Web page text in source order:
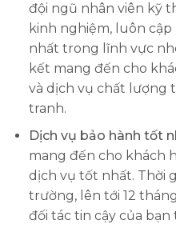
đội ngũ nhân viên kỹ
kinh nghiệm, luôn
nhất trong lĩnh vực
kết mang đến cho
và dịch vụ chất lượng
tranh.
Dịch vụ bảo hành tốt
mang đến cho khách
dịch vụ tốt nhất. Thời
trường, lên tới 12
đối tác tin cậy của